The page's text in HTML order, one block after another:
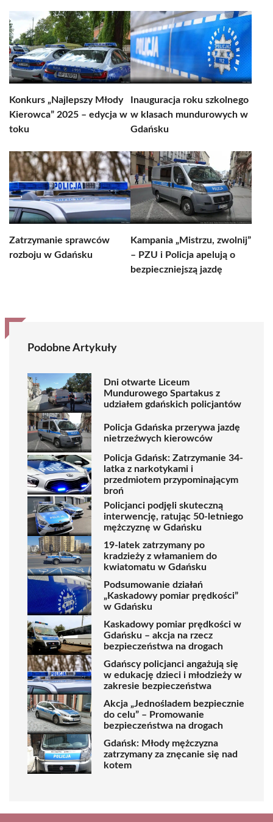
Konkurs „Najlepszy Młody
Kierowca” 2025 – edycja w
toku
Inauguracja roku szkolnego
w klasach mundurowych w
Gdańsku
Zatrzymanie sprawców
rozboju w Gdańsku
Kampania „Mistrzu, zwolnij”
– PZU i Policja apelują o
bezpieczniejszą jazdę
Podobne Artykuły
Dni otwarte Liceum
Mundurowego Spartakus z
udziałem gdańskich policjantów
Policja Gdańska przerywa jazdę
nietrzeźwych kierowców
Policja Gdańsk: Zatrzymanie 34-
latka z narkotykami i
przedmiotem przypominającym
broń
Policjanci podjęli skuteczną
interwencję, ratując 50-letniego
mężczyznę w Gdańsku
19-latek zatrzymany po
kradzieży z włamaniem do
kwiatomatu w Gdańsku
Podsumowanie działań
„Kaskadowy pomiar prędkości”
w Gdańsku
Kaskadowy pomiar prędkości w
Gdańsku – akcja na rzecz
bezpieczeństwa na drogach
Gdańscy policjanci angażują się
w edukację dzieci i młodzieży w
zakresie bezpieczeństwa
Akcja „Jednośladem bezpiecznie
do celu” – Promowanie
bezpieczeństwa na drogach
Gdańsk: Młody mężczyzna
zatrzymany za znęcanie się nad
kotem